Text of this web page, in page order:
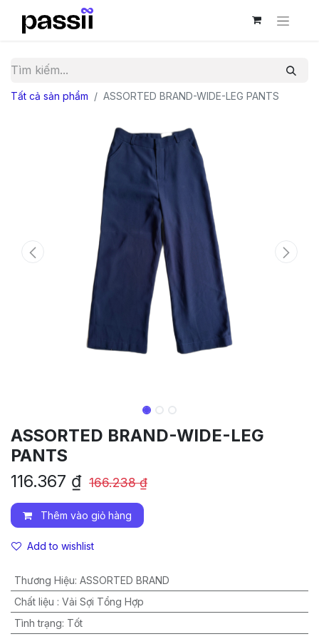
Tất cả sản phẩm ASSORTED BRAND-WIDE-LEG PANTS
ASSORTED BRAND-WIDE-LEG
PANTS
116.367 ₫ 166.238₫
Thêm vào giỏ hàng
Add to wishlist
Thương Hiệu: ASSORTED BRAND
Chất liệu : Vải Sợi Tổng Hợp
Tình trạng: Tốt